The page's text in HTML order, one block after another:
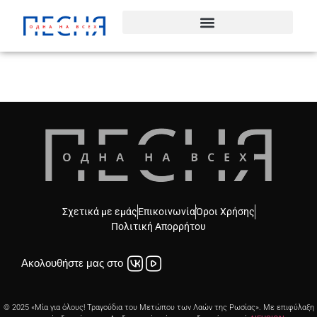
Σχετικά με εμάςΕπικοινωνίαΌροι Χρήσης
Πολιτική Απορρήτου
Ακολουθήστε μας στο
© 2025 «Μία για όλους! Τραγούδια του Μετώπου των Λαών της Ρωσίας». Με επιφύλαξη